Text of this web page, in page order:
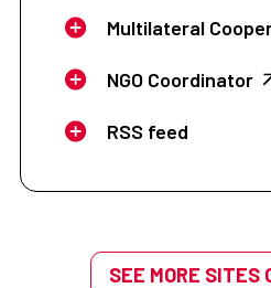
Multilateral
NGO Coordinator
RSS feed
SEE MORE SITES